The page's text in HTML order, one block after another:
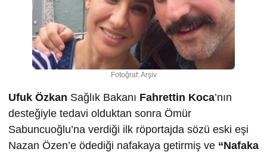
Fotoğraf: Arşiv
Ufuk Özkan Sağlık Bakanı Fahrettin Koca’nın
desteğiyle tedavi olduktan sonra Ömür
Sabuncuoğlu’na verdiği ilk röportajda sözü eski eşi
Nazan Özen’e ödediği nafakaya getirmiş ve “Nafaka